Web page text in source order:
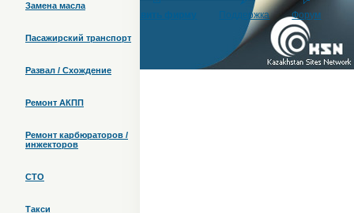
Замена масла
Пасажирский транспорт
Развал / Схождение
Ремонт АКПП
Ремонт карбюраторов /
инжекторов
СТО
Такси
Добавить фирму Поддержка Форум